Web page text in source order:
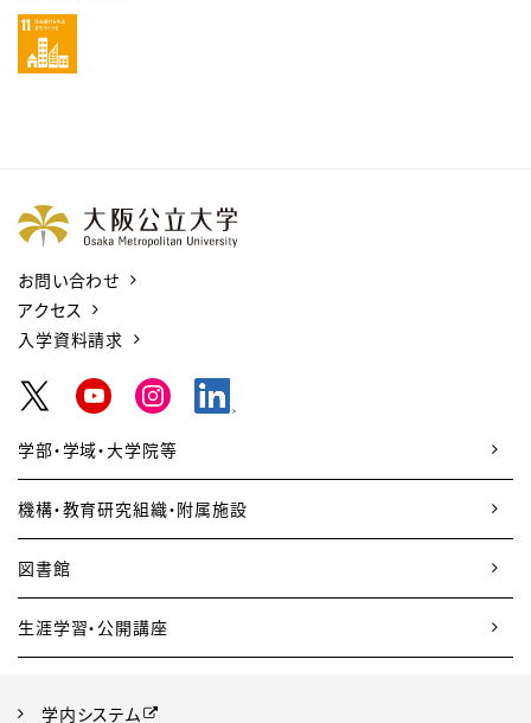
お問い合わせ
アクセス
入学資料請求
学部・学域・大学院等
機構・教育研究組織・附属施設
図書館
生涯学習・公開講座
学内システム